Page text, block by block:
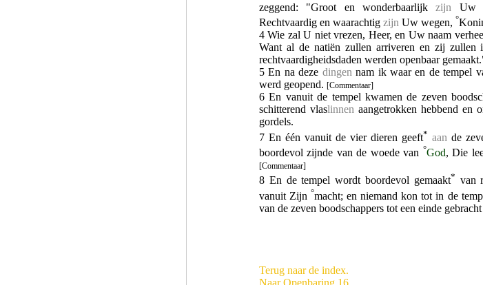
zeggend: "Groot en wonderbaarlijkzijn Uw
Rechtvaardig en waarachtig zijn Uw wegen, °
4 Wie zal U niet vrezen, Heer, en Uw naam
Want al de natiën zullen arriveren en zij
rechtvaardigheidsdaden werden openbaar
5 En na deze dingen nam ik waar en de tempel
werd geopend. [Commentaar]
6 En vanuit de tempel kwamen de zeven
schitterend vlaslinnen aangetrokken hebbend en
gordels.
7 En één vanuit de vier dieren geeft* aan de
boordevol zijnde van de woede van °God, Die
[Commentaar]
8 En de tempel wordt boordevol gemaakt* van
vanuit Zijn °macht; en niemand kon tot in de
van de zeven boodschappers tot een einde
Terug naar de index.
Naar Openbaring 16